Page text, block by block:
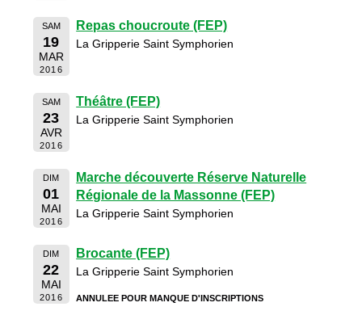
SAM
19
MAR
2016
Repas choucroute (FEP)
La Gripperie Saint Symphorien
SAM
23
AVR
2016
Théâtre (FEP)
La Gripperie Saint Symphorien
DIM
01
MAI
2016
Marche découverte Réserve Naturelle
Régionale de la Massonne (FEP)
La Gripperie Saint Symphorien
DIM
22
MAI
2016
Brocante (FEP)
La Gripperie Saint Symphorien
ANNULEE POUR MANQUE D'INSCRIPTIONS